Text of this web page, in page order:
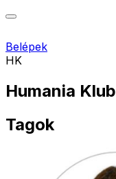
Belépek
HK
Humania Klub
Tagok